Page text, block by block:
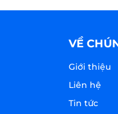
VỀ
Giới thiệu
Liên hệ
Tin tức